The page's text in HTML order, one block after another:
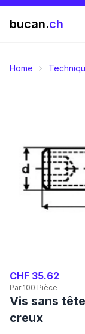
bucan.ch
Home
CHF 35.62
Par 100 Pièce
Vis sans
creux